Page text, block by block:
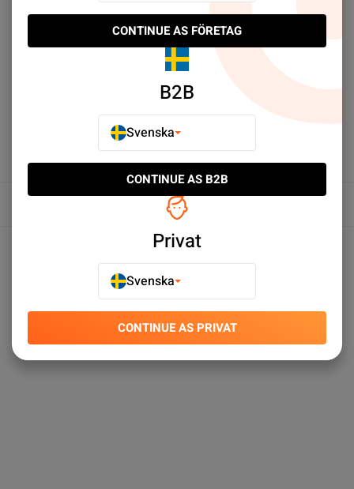
E-POSTA TILL EN VÄN
Översikt
Produktspecifikationer
CONTINUE AS FÖRETAG
B2B
Svenska
CONTINUE AS B2B
Privat
Svenska
CONTINUE AS PRIVAT